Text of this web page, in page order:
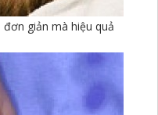
giản mà hiệu quả